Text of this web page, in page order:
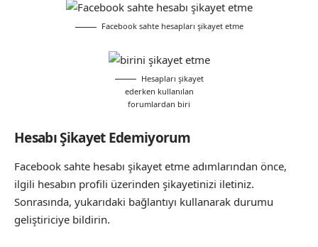
Facebook sahte hesapları şikayet etme
Hesapları şikayet
ederken kullanılan
forumlardan biri
Hesabı Şikayet Edemiyorum
Facebook sahte hesabı şikayet etme adımlarından önce,
ilgili hesabın profili üzerinden şikayetinizi iletiniz.
Sonrasında, yukarıdaki bağlantıyı kullanarak durumu
geliştiriciye bildirin.